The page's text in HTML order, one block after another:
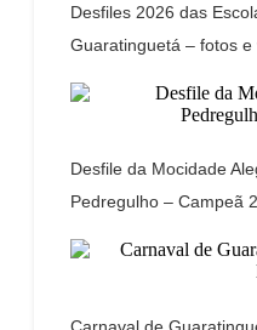
Desfiles 2026 das
Guaratinguetá – fotos e
Desfile da Mocidade
Pedregulho – Campeã